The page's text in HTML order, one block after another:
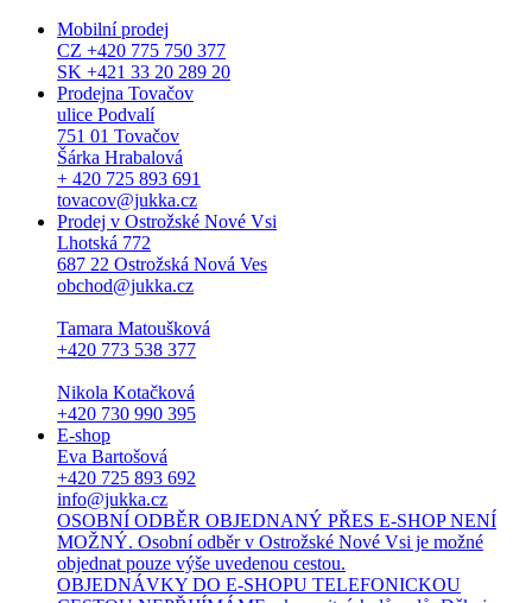
Mobilní prodej
CZ +420 775 750 377
SK +421 33 20 289 20
Prodejna Tovačov
ulice Podvalí
751 01 Tovačov
Šárka Hrabalová
+ 420 725 893 691
tovacov@jukka.cz
Prodej v Ostrožské Nové Vsi
Lhotská 772
687 22 Ostrožská Nová Ves
obchod@jukka.cz
Tamara Matoušková
+420 773 538 377
Nikola Kotačková
+420 730 990 395
E-shop
Eva Bartošová
+420 725 893 692
info@jukka.cz
OSOBNÍ ODBĚR OBJEDNANÝ PŘES E-SHOP NENÍ
MOŽNÝ. Osobní odběr v Ostrožské Nové Vsi je možné
objednat pouze výše uvedenou cestou.
OBJEDNÁVKY DO E-SHOPU TELEFONICKOU